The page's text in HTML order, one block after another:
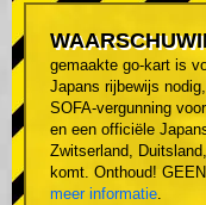
gemaakte go-kart is
Japans rijbewijs
SOFA-vergunning
en een officiële
Zwitserland,
komt. Onthoud!
meer informatie.